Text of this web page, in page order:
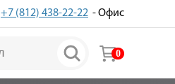
+7 (812) 438-22-22 - Офис
0